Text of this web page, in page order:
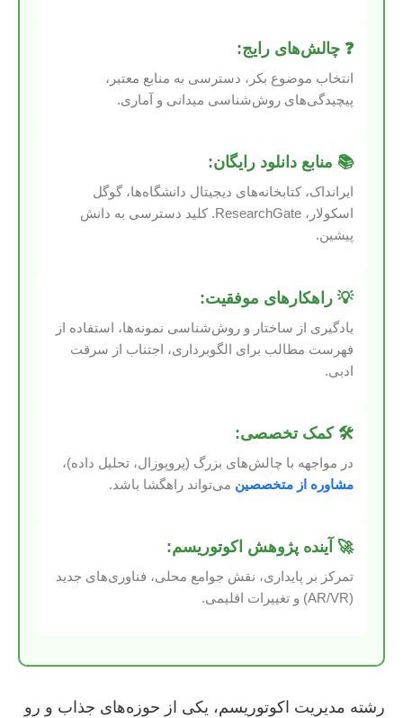
❓ چالش‌های رایج:
انتخاب موضوع بکر، دسترسی به منابع معتبر،
پیچیدگی‌های روش‌شناسی میدانی و آماری.
📚 منابع دانلود رایگان:
ایرانداک، کتابخانه‌های دیجیتال دانشگاه‌ها، گوگل
اسکولار، ResearchGate. کلید دسترسی به دانش
پیشین.
💡 راهکارهای موفقیت:
یادگیری از ساختار و روش‌شناسی نمونه‌ها، استفاده از
فهرست مطالب برای الگوبرداری، اجتناب از سرقت
ادبی.
🛠️ کمک تخصصی:
در مواجهه با چالش‌های بزرگ (پروپوزال، تحلیل داده)،
مشاوره از متخصصین می‌تواند راهگشا باشد.
🚀 آینده پژوهش اکوتوریسم:
تمرکز بر پایداری، نقش جوامع محلی، فناوری‌های جدید
(AR/VR) و تغییرات اقلیمی.
رشته مدیریت اکوتوریسم، یکی از حوزه‌های جذاب و رو